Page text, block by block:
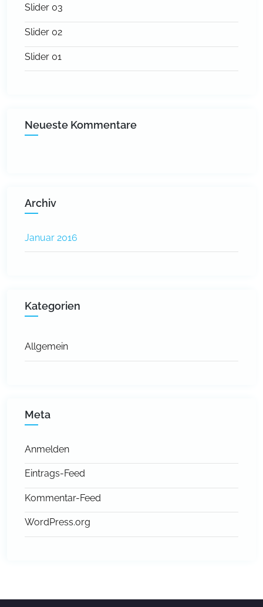
Slider 03
Slider 02
Slider 01
Neueste Kommentare
Archiv
Januar 2016
Kategorien
Allgemein
Meta
Anmelden
Eintrags-Feed
Kommentar-Feed
WordPress.org